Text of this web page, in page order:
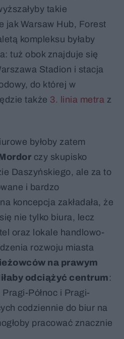
takie
jak Warsaw Hub, Forest
kompleksu byłaby
tuż obok znajduje się
Stadion i stacja
do której w
także 3. linia metra z
byłoby zatem
czy skupisko
Daszyńskiego, ale za to
i bardzo
koncepcja zakładała, że
nie tylko biura, lecz
oraz lokale handlowo-
rozwoju miasta
na prawym
odciążyć centrum :
Północ i Pragi-
codziennie do biur na
pracować znacznie